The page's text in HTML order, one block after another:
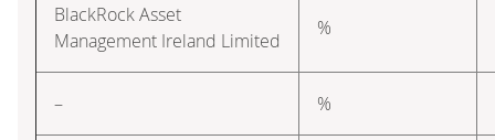
BlackRock Asset
Management Ireland Limited
%
– %